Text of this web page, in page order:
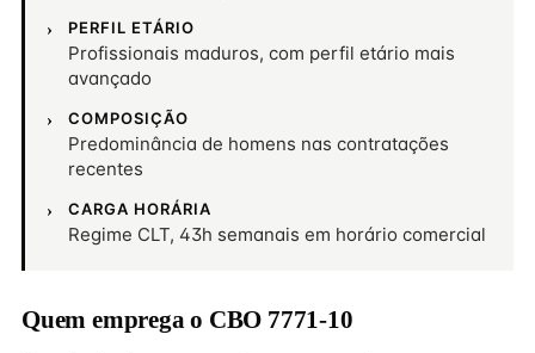
PERFIL ETÁRIO
Profissionais maduros, com perfil etário mais
avançado
COMPOSIÇÃO
Predominância de homens nas contratações
recentes
CARGA HORÁRIA
Regime CLT, 43h semanais em horário comercial
Quem emprega o CBO 7771-10